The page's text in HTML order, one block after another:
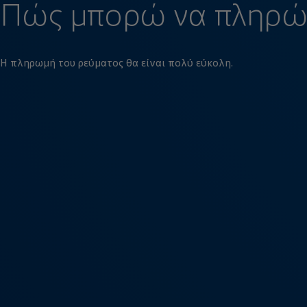
Πώς μπορώ να
Η πληρωμή του ρεύματος θα είναι πολύ εύκολη.